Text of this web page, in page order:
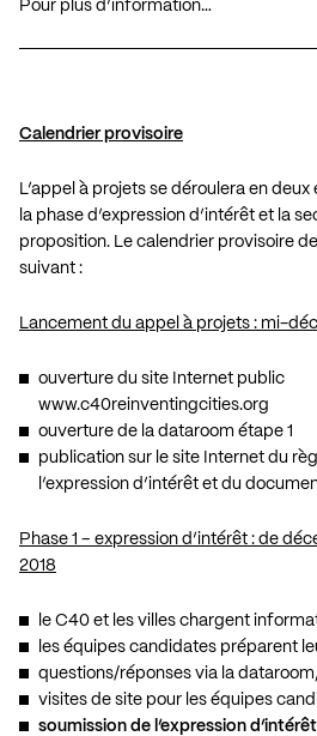
Pour plus d’information…
Calendrier provisoire
L’appel à projets se déroulera en
la phase d’expression d’intérêt et la
proposition. Le calendrier provisoire
suivant :
Lancement du appel à projets : mi-
ouverture du site Internet public
www.c40reinventingcities.org
ouverture de la dataroom étape 1
publication sur le site Internet du
l’expression d’intérêt et du
Phase 1 – expression d’intérêt : de
2018
le C40 et les villes chargent
les équipes candidates préparent
questions/réponses via la dataroom,
visites de site pour les équipes
soumission de l’expression